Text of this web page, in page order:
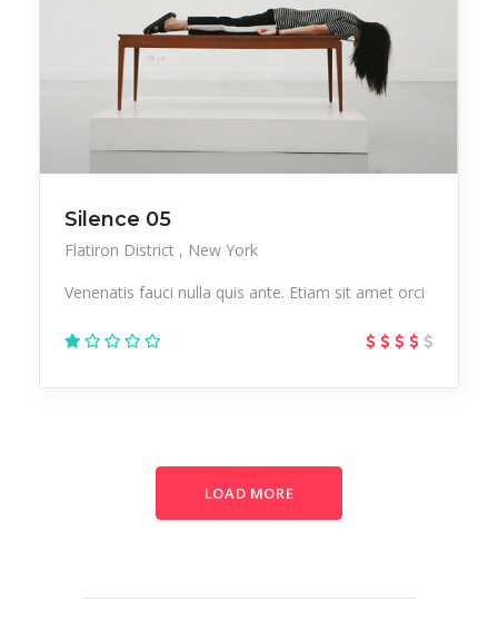
Silence 05
Flatiron District
New York
Venenatis fauci nulla quis ante. Etiam sit amet orci
LOAD MORE